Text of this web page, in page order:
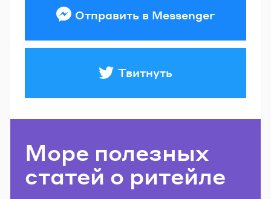
Отправить в Messenger
Твитнуть
Море полезных
статей о ритейле